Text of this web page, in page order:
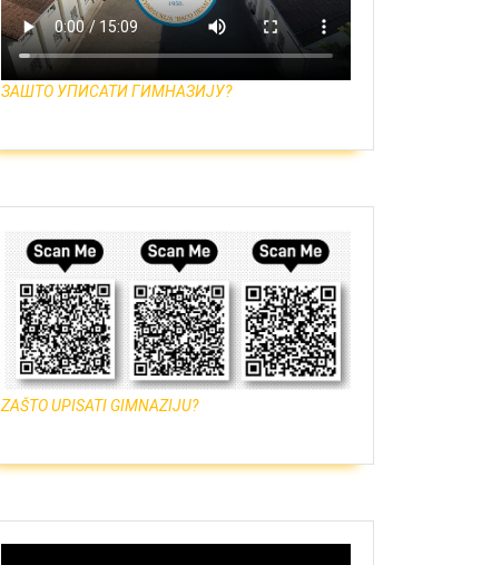
ЗАШТО УПИСАТИ ГИМНАЗИЈУ?
ZAŠTO UPISATI GIMNAZIJU?